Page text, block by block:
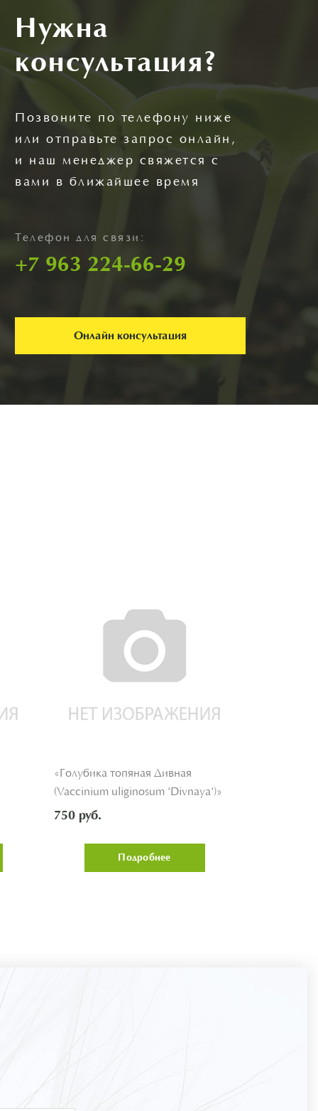
Нужна
консультация?
Позвоните по телефону ниже
или отправьте запрос онлайн,
и наш менеджер свяжется с
вами в ближайшее время
Телефон для связи:
+7 963 224-66-29
Онлайн консультация
«Голубика топяная Дивная
(Vaccinium uliginosum 'Divnaya')»
750 руб.
Подробнее